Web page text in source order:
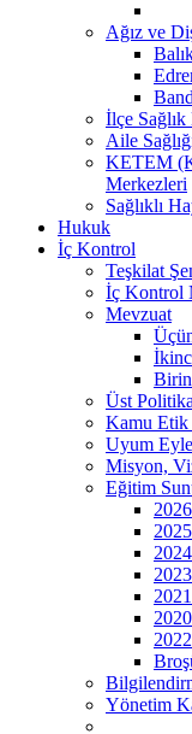
Ağız ve
İlçe
Aile
KETEM
Merkezleri
Sağlıklı
Hukuk
İç Kontrol
Teşkilat
İç Kontrol
Mevzuat
Üst
Kamu Etik
Uyum
Misyon,
Eğitim
Yönetim